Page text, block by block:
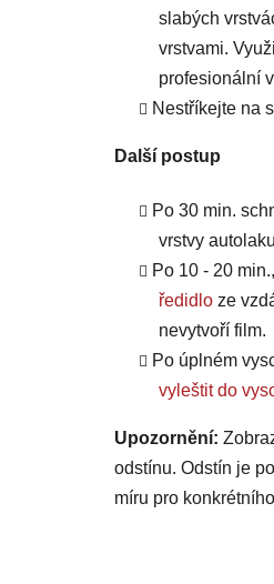
slabých
vrstvami.
profesionální
Nestříkejte na
Další postup
Po 30 min.
vrstvy
Po 10 - 20
ředidlo ze
nevytvoří film.
Po úplném
vyleštit do
Upozornění:
odstínu. Odstín je
míru pro